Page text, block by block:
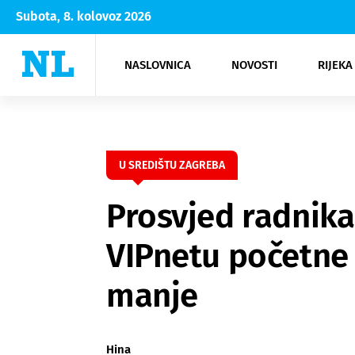
Subota, 8. kolovoz 2026
NASLOVNICA NOVOSTI
Rijeka Opatija
NK
Moda
Kultura
U SREDIŠTU ZAGREBA
Prosvjed
VIPnetu
manje
Hina